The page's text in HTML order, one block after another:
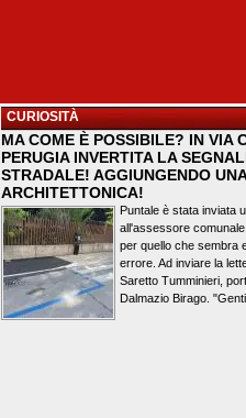
CURIOSITÀ
MA COME È POSSIBILE? IN VIA
PERUGIA INVERTITA LA
STRADALE! AGGIUNGENDO
ARCHITETTONICA!
Puntale è stata inviata
all'assessore
per quello che sembra
errore. Ad inviare la
Saretto Tumminieri,
Dalmazio Birago.